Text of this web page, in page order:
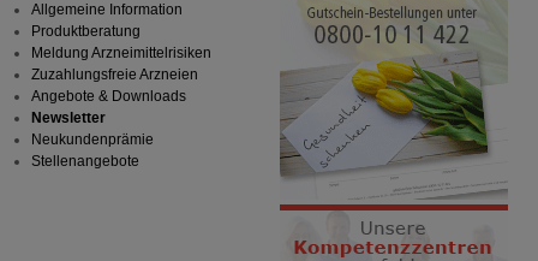
Allgemeine Information
Produktberatung
Meldung Arzneimittelrisiken
Zuzahlungsfreie Arzneien
Angebote & Downloads
Newsletter
Neukundenprämie
Stellenangebote